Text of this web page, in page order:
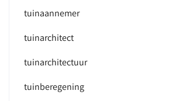
tuinaannemer
tuinarchitect
tuinarchitectuur
tuinberegening